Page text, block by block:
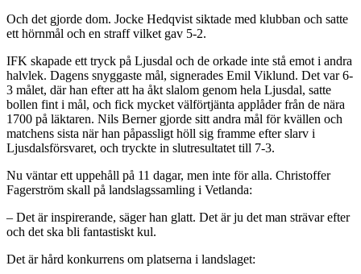
Och det gjorde dom. Jocke Hedqvist siktade med klubban och satte
ett hörnmål och en straff vilket gav 5-2.
IFK skapade ett tryck på Ljusdal och de orkade inte stå emot i andra
halvlek. Dagens snyggaste mål, signerades Emil Viklund. Det var 6-
3 målet, där han efter att ha åkt slalom genom hela Ljusdal, satte
bollen fint i mål, och fick mycket välförtjänta applåder från de nära
1700 på läktaren. Nils Berner gjorde sitt andra mål för kvällen och
matchens sista när han påpassligt höll sig framme efter slarv i
Ljusdalsförsvaret, och tryckte in slutresultatet till 7-3.
Nu väntar ett uppehåll på 11 dagar, men inte för alla. Christoffer
Fagerström skall på landslagssamling i Vetlanda:
– Det är inspirerande, säger han glatt. Det är ju det man strävar efter
och det ska bli fantastiskt kul.
Det är hård konkurrens om platserna i landslaget: